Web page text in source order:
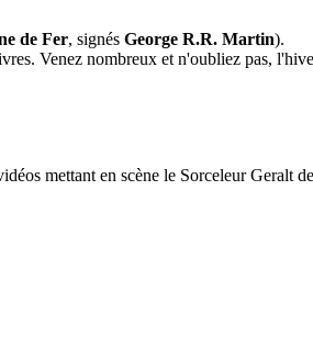
de Fer, signés George R.R. Martin).
Venez nombreux et n'oubliez pas,
mettant en scène le Sorceleur Geralt